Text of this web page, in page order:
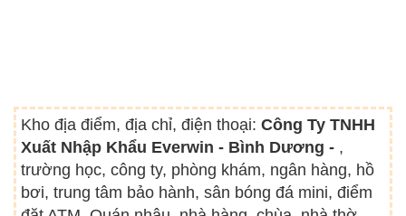
Kho địa điểm, địa chỉ, điện thoại: Công Ty TNHH
Xuất Nhập Khẩu Everwin - Bình Dương - ,
trường học, công ty, phòng khám, ngân hàng, hồ
bơi, trung tâm bảo hành, sân bóng đá mini, điểm